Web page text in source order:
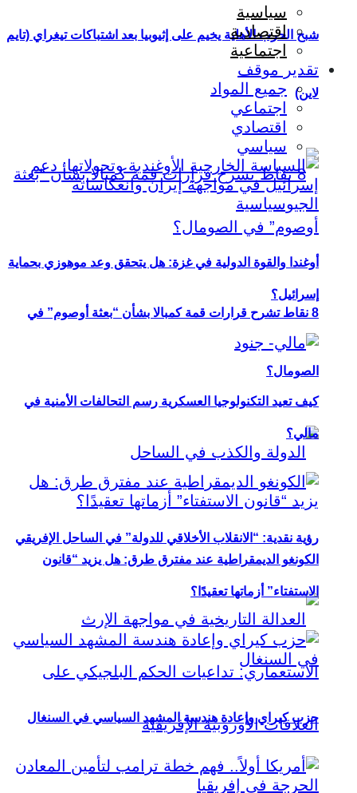
شبح الحرب الأهلية يخيم على إثيوبيا بعد اشتباكات تيغراي (تايم
لاين)
8 نقاط تشرح قرارات قمة كمبالا بشأن “بعثة أوصوم” في
الصومال؟
رؤية نقدية: “الانقلاب الأخلاقي للدولة” في الساحل الإفريقي
سياسية
اقتصادية
اجتماعية
تقدير موقف
جميع المواد
اجتماعي
اقتصادي
سياسي
أوغندا والقوة الدولية في غزة: هل يتحقق وعد موهوزي بحماية
إسرائيل؟
كيف تعيد التكنولوجيا العسكرية رسم التحالفات الأمنية في
مالي؟
الكونغو الديمقراطية عند مفترق طرق: هل يزيد “قانون
الاستفتاء” أزماتها تعقيدًا؟
حزب كيراي وإعادة هندسة المشهد السياسي في السنغال